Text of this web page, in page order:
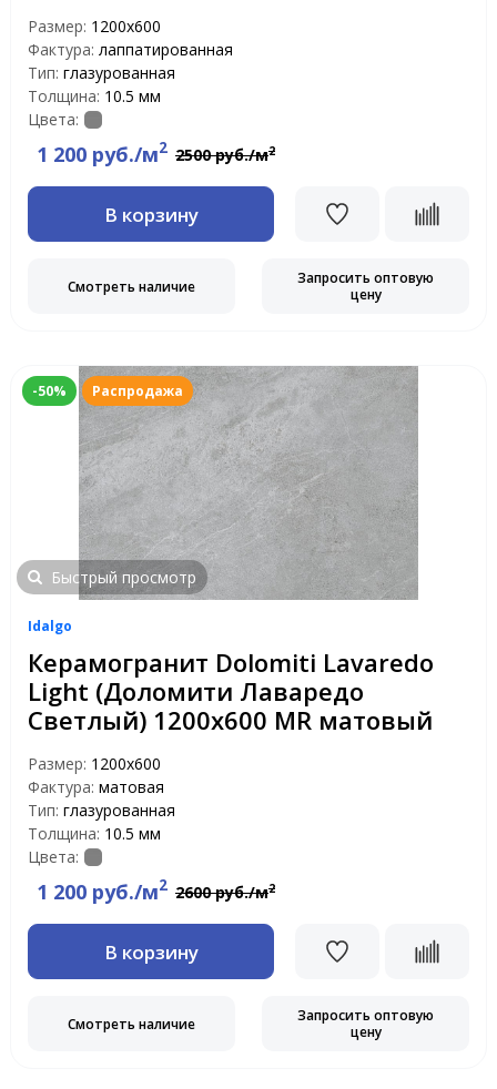
Размер: 1200х600
Фактура: лаппатированная
Тип: глазурованная
Толщина: 10.5 мм
Цвета:
1 200 руб./м2 2500 руб./м2
В корзину
Смотреть наличие
Запросить оптовую
цену
-50% Распродажа
Быстрый просмотр
Idalgo
Керамогранит Dolomiti Lavaredo
Light (Доломити Лаваредо
Светлый) 1200х600 MR матовый
Размер: 1200х600
Фактура: матовая
Тип: глазурованная
Толщина: 10.5 мм
Цвета:
1 200 руб./м2 2600 руб./м2
В корзину
Смотреть наличие
Запросить оптовую
цену